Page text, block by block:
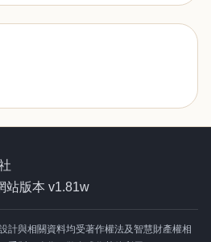
站版本 v1.81w
計與相關資料均受著作權法及智慧財產權相